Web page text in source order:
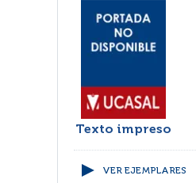
Texto impreso
VER EJEMPLARES